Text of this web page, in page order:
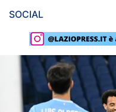
Rassegna Lazio
Social
Calcio
Serie A
SOCIAL